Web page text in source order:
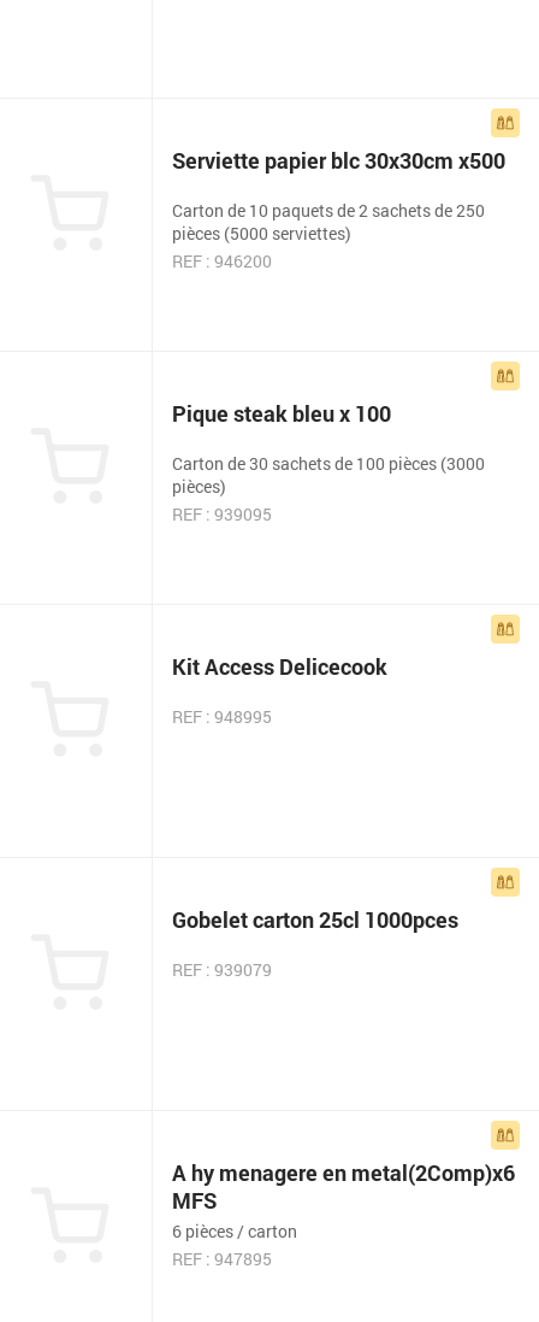
Serviette papier blc 30x30cm x500
Carton de 10 paquets de 2 sachets de 250
pièces (5000 serviettes)
REF : 946200
Pique steak bleu x 100
Carton de 30 sachets de 100 pièces (3000
pièces)
REF : 939095
Kit Access Delicecook
REF : 948995
Gobelet carton 25cl 1000pces
REF : 939079
A hy menagere en metal(2Comp)x6
MFS
6 pièces / carton
REF : 947895